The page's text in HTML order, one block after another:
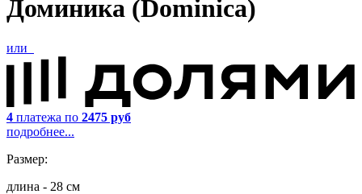
Доминика (Dominica)
или
4 платежа по 2475 руб
подробнее...
Размер:
длина - 28 см